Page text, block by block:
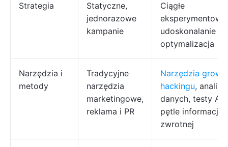
Strategia
Statyczne,
jednorazowe
kampanie
Ciągłe
udoskonalanie i
optymalizacja
Narzędzia i
metody
Tradycyjne
narzędzia
marketingowe,
reklama i PR
Narzędzia
hackingu, analiza
danych, testy A/
pętle informacji
zwrotnej